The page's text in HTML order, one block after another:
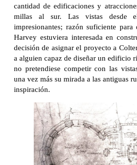
cantidad de edificaciones y
millas al sur. Las vistas desde
impresionantes; razón suficiente
Harvey estuviera interesada en
decisión de asignar el proyecto a
a alguien capaz de diseñar un edificio
no pretendiese competir con las
una vez más su mirada a las antiguas
inspiración.